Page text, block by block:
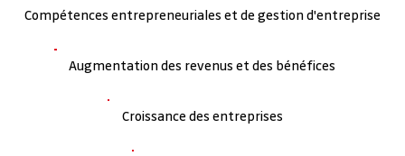
Compétences entrepreneuriales et de gestion d'entreprise
Augmentation des revenus et des bénéfices
Croissance des entreprises